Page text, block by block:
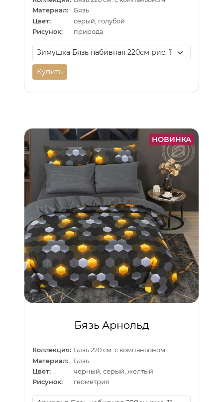
Материал:
Бязь
Цвет:
серый, голубой
Рисунок:
природа
Купить
НОВИНКА
Бязь Арнольд
Коллекция: Бязь 220 см. с компаньоном
Материал:
Бязь
Цвет:
черный, серый, желтый
Рисунок:
геометрия